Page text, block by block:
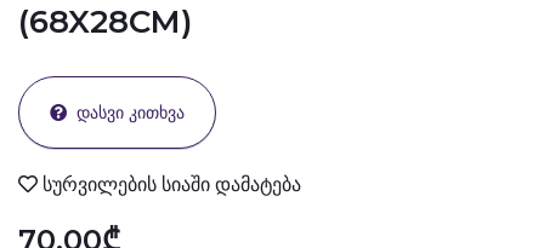
(68X28CM)
ᲓᲐᲡᲕᲘ ᲙᲘᲗᲮᲕᲐ
სურვილების სიაში დამატება
70,00₾